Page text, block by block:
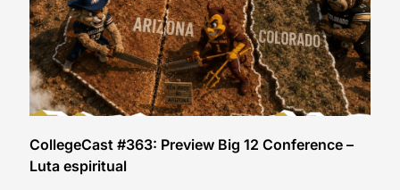
CollegeCast #363: Preview Big 12 Conference –
Luta espiritual